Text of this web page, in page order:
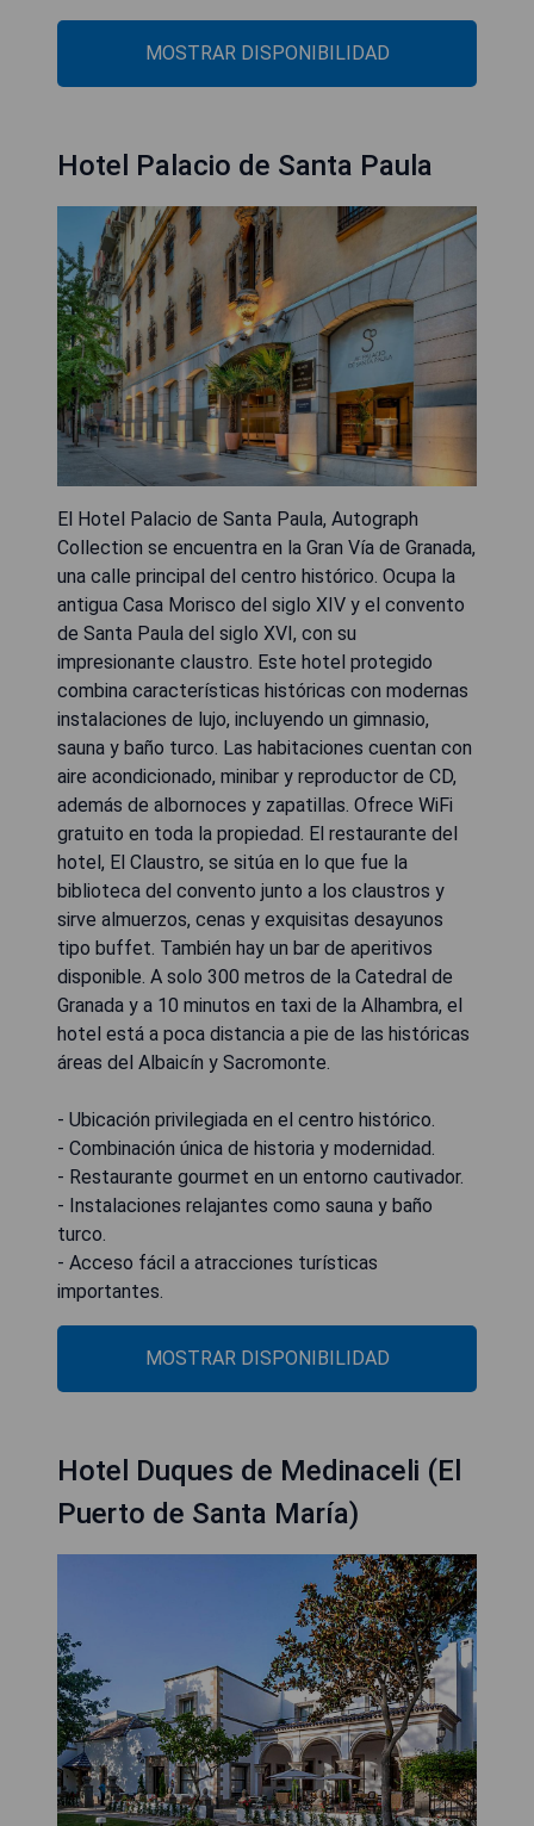
MOSTRAR DISPONIBILIDAD
Hotel Palacio de Santa Paula
El Hotel Palacio de Santa Paula, Autograph
Collection se encuentra en la Gran Vía de Granada,
una calle principal del centro histórico. Ocupa la
antigua Casa Morisco del siglo XIV y el convento
de Santa Paula del siglo XVI, con su
impresionante claustro. Este hotel protegido
combina características históricas con modernas
instalaciones de lujo, incluyendo un gimnasio,
sauna y baño turco. Las habitaciones cuentan con
aire acondicionado, minibar y reproductor de CD,
además de albornoces y zapatillas. Ofrece WiFi
gratuito en toda la propiedad. El restaurante del
hotel, El Claustro, se sitúa en lo que fue la
biblioteca del convento junto a los claustros y
sirve almuerzos, cenas y exquisitas desayunos
tipo buffet. También hay un bar de aperitivos
disponible. A solo 300 metros de la Catedral de
Granada y a 10 minutos en taxi de la Alhambra, el
hotel está a poca distancia a pie de las históricas
áreas del Albaicín y Sacromonte.
- Ubicación privilegiada en el centro histórico.
- Combinación única de historia y modernidad.
- Restaurante gourmet en un entorno cautivador.
- Instalaciones relajantes como sauna y baño
turco.
- Acceso fácil a atracciones turísticas
importantes.
MOSTRAR DISPONIBILIDAD
Hotel Duques de Medinaceli (El
Puerto de Santa María)